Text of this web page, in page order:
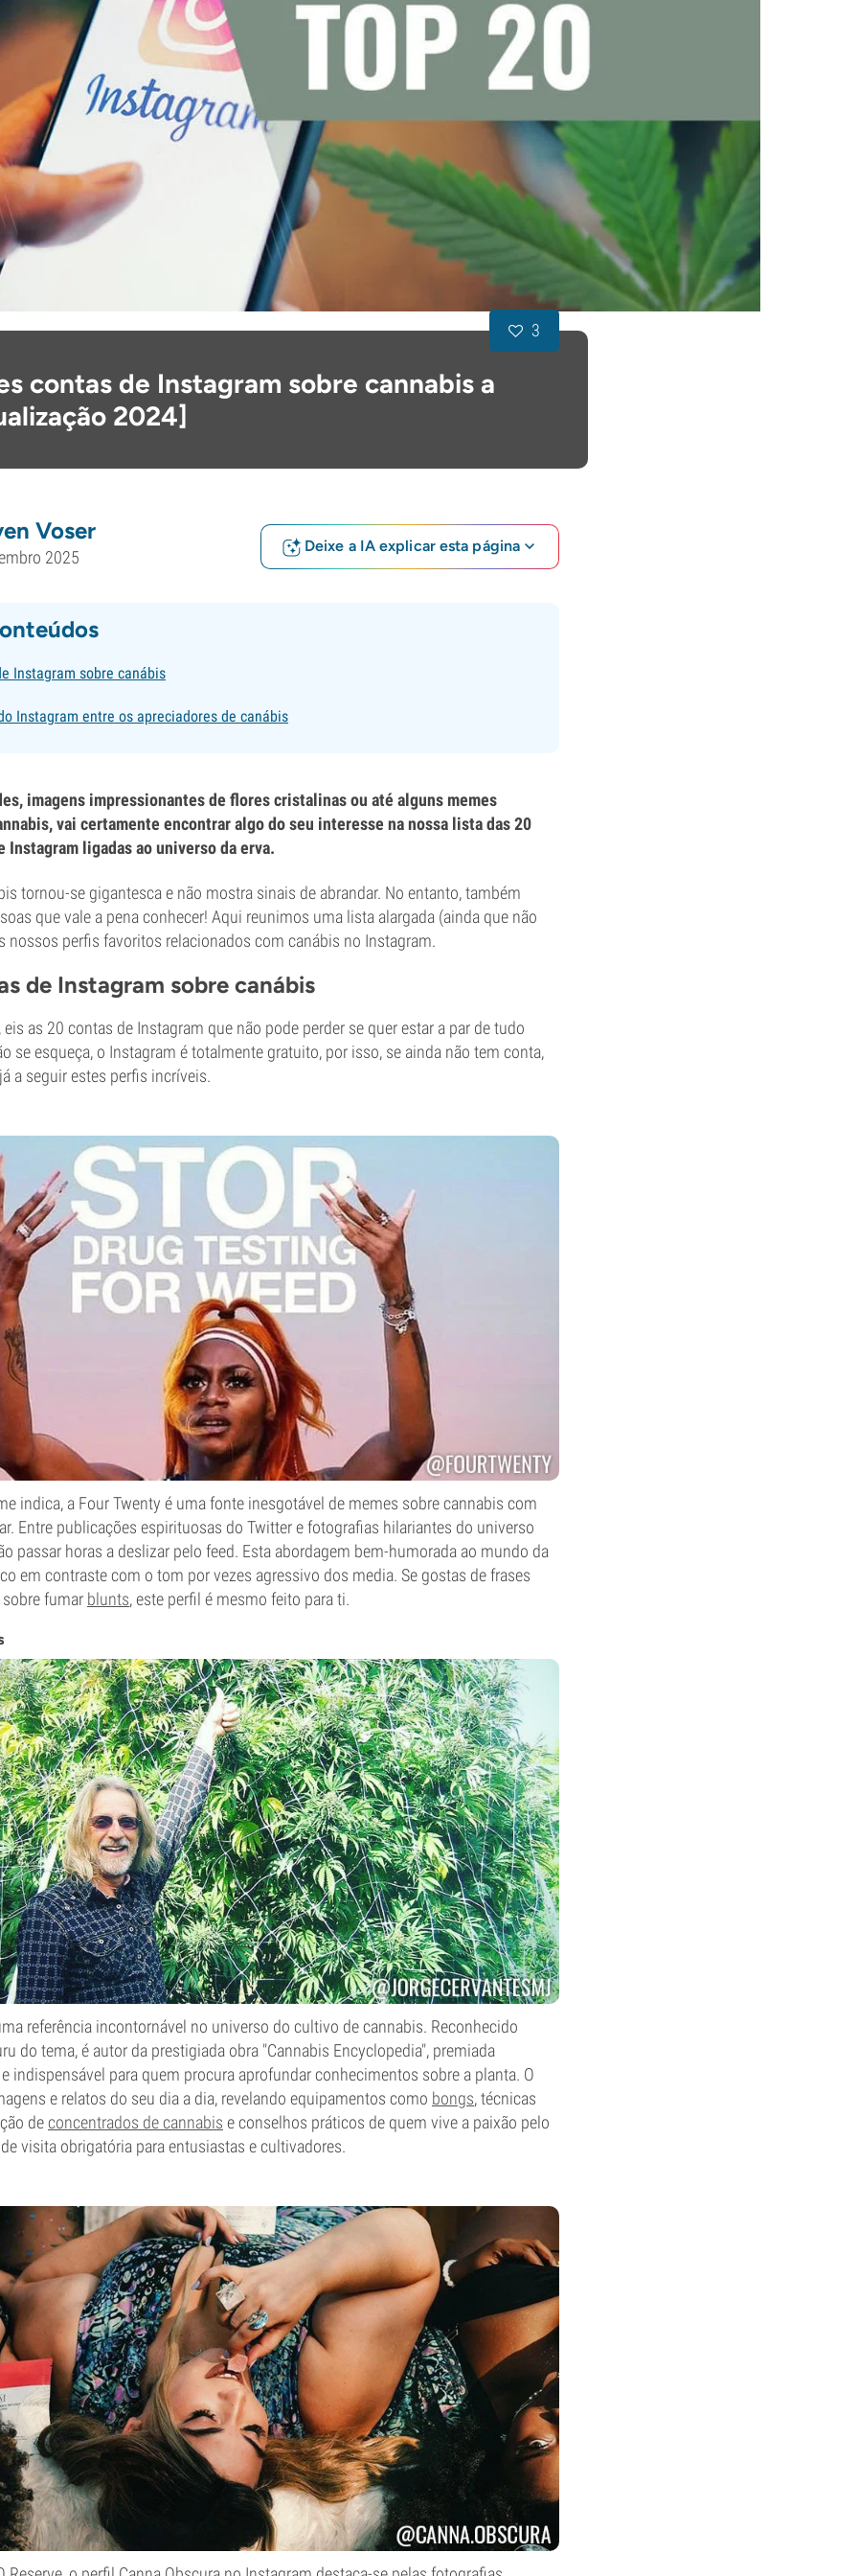
contas de Instagram sobre cannabis a
2024]
3
Voser
2025
Deixe a IA explicar esta página
Instagram sobre canábis
Instagram entre os apreciadores de canábis
imagens impressionantes de flores cristalinas ou até alguns memes
vai certamente encontrar algo do seu interesse na nossa lista das 20
Instagram ligadas ao universo da erva.
tornou-se gigantesca e não mostra sinais de abrandar. No entanto, também
que vale a pena conhecer! Aqui reunimos uma lista alargada (ainda que não
nossos perfis favoritos relacionados com canábis no Instagram.
de Instagram sobre canábis
as 20 contas de Instagram que não pode perder se quer estar a par de tudo
se esqueça, o Instagram é totalmente gratuito, por isso, se ainda não tem conta,
a seguir estes perfis incríveis.
indica, a Four Twenty é uma fonte inesgotável de memes sobre cannabis com
Entre publicações espirituosas do Twitter e fotografias hilariantes do universo
passar horas a deslizar pelo feed. Esta abordagem bem-humorada ao mundo da
em contraste com o tom por vezes agressivo dos media. Se gostas de frases
fumar blunts, este perfil é mesmo feito para ti.
referência incontornável no universo do cultivo de cannabis. Reconhecido
do tema, é autor da prestigiada obra "Cannabis Encyclopedia", premiada
indispensável para quem procura aprofundar conhecimentos sobre a planta. O
e relatos do seu dia a dia, revelando equipamentos como bongs, técnicas
deconcentrados de cannabis e conselhos práticos de quem vive a paixão pelo
visita obrigatória para entusiastas e cultivadores.